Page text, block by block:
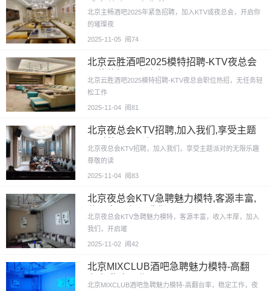
或夜总会,开启你的
北京主畅酒吧2025年紧急招聘，加入KTV或夜总会，开启你
的璀璨夜
2025-11-05 阅74
北京云胜酒吧2025模特招聘-KTV夜总会
职位热招,无任务轻
北京云胜酒吧2025模特招聘-KTV夜总会职位热招，无任务轻
松工作
2025-11-04 阅81
北京夜总会KTV招聘,加入我们,享受主题
派对的无限乐趣
北京夜总会KTV招聘，加入我们，享受主题派对的无限乐趣
尊敬的读
2025-11-04 阅83
北京夜总会KTV急聘魅力模特,客源丰富,
收入丰厚,加入我们,
北京夜总会KTV急聘魅力模特，客源丰富，收入丰厚，加入
我们，开启璀
2025-11-02 阅42
北京MIXCLUB酒吧急聘魅力模特-高翻
台率,稳定工作
北京MIXCLUB酒吧急聘魅力模特-高翻台率，稳定工作，夜